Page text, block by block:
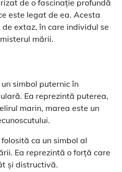
de o fascinație profundă
este legat de ea. Acesta
extaz, în care individul se
mării.
simbol puternic în
Ea reprezintă puterea,
marin, marea este un
ca un simbol al
Ea reprezintă o forță care
și distructivă.